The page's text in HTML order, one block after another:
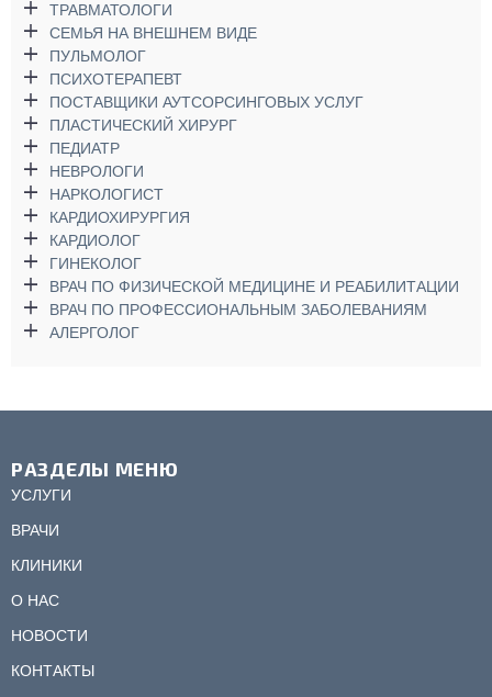
ТРАВМАТОЛОГИ
СЕМЬЯ НА ВНЕШНЕМ ВИДЕ
ПУЛЬМОЛОГ
ПСИХОТЕРАПЕВТ
ПОСТАВЩИКИ АУТСОРСИНГОВЫХ УСЛУГ
ПЛАСТИЧЕСКИЙ ХИРУРГ
ПЕДИАТР
НЕВРОЛОГИ
НАРКОЛОГИСТ
КАРДИОХИРУРГИЯ
КАРДИОЛОГ
ГИНЕКОЛОГ
ВРАЧ ПО ФИЗИЧЕСКОЙ МЕДИЦИНЕ И РЕАБИЛИТАЦИИ
ВРАЧ ПО ПРОФЕССИОНАЛЬНЫМ ЗАБОЛЕВАНИЯМ
АЛЕРГОЛОГ
РАЗДЕЛЫ МЕНЮ
УСЛУГИ
ВРАЧИ
КЛИНИКИ
О НАС
НОВОСТИ
КОНТАКТЫ